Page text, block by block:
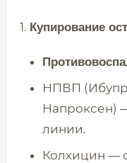
1. Купирование
НПВП
Напроксен)
линии.
Колхицин —